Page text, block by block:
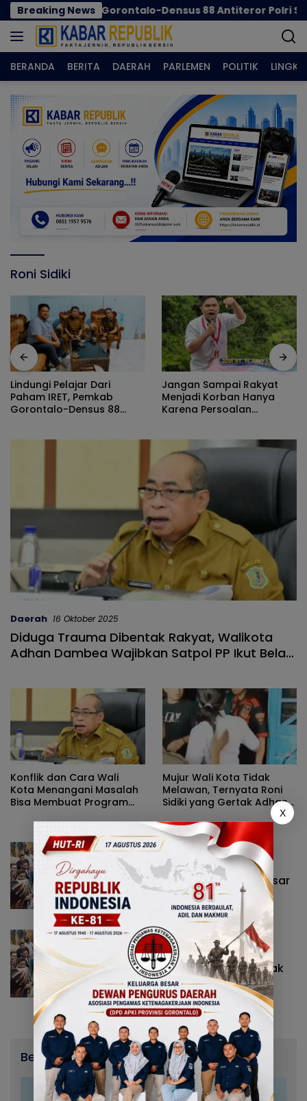
Langsung
ke
konten
Breaking News
Pemkab Gorontalo-Densus 88 Antiteror Polri Siapkan
BERANDA BERITA DAERAH PARLEMEN POLITIK
Roni Sidiki
Jangan Sampai Rakyat
Menjadi Korban Hanya
Karena Persoalan
Norman Joesoef Dinilai
Cocok Perkuat Regenerasi
dan Inovasi Pertahanan
Daerah 16 Oktober 2025
Diduga Trauma Dibentak Rakyat, Walikota
Adhan Dambea Wajibkan Satpol PP Ikut Bela
Konflik dan Cara Wali
Kota Menangani Masalah
Bisa Membuat Program
Mujur Wali Kota Tidak
Melawan, Ternyata Roni
Sidiki yang Gertak Adhan
Dambea Punya Ilmu Kebal
Senjata Tajam
Daerah 30 September 2025
Wali Kota Gorontalo Adhan
Dambea Viral Usai Makian Kasar
ke Rakyat Terekam Video
Daerah 30 September 2025
Atiolo! Walikota Gertak
Rakyatnya, Rakyat Balik Gertak
Walikota Adhan Dambea
Berita Terbaru
X